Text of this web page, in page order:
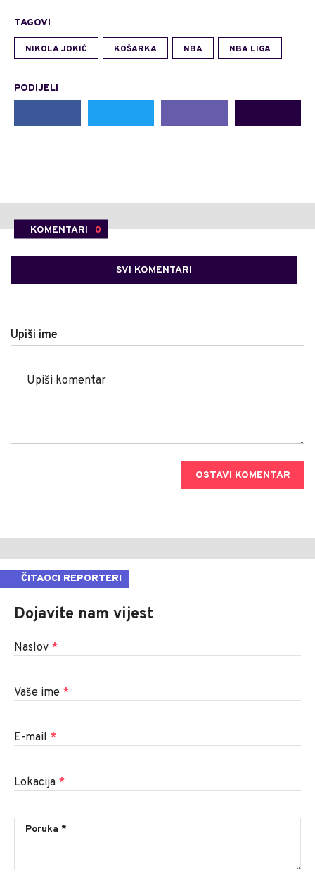
TAGOVI
NIKOLA JOKIĆ KOŠARKA NBA NBA LIGA
PODIJELI
KOMENTARI 0
SVI KOMENTARI
Upiši ime
OSTAVI KOMENTAR
ČITAOCI REPORTERI
Dojavite nam vijest
Naslov *
Vaše ime *
E-mail *
Lokacija *